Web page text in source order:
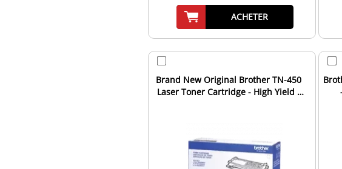
ACHETER
Brand New Original Brother TN-450
Laser Toner Cartridge - High Yield -